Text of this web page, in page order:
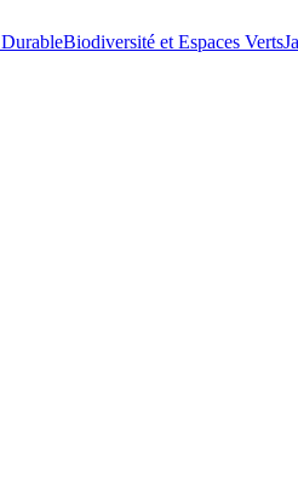
Biodiversité et Espaces Verts